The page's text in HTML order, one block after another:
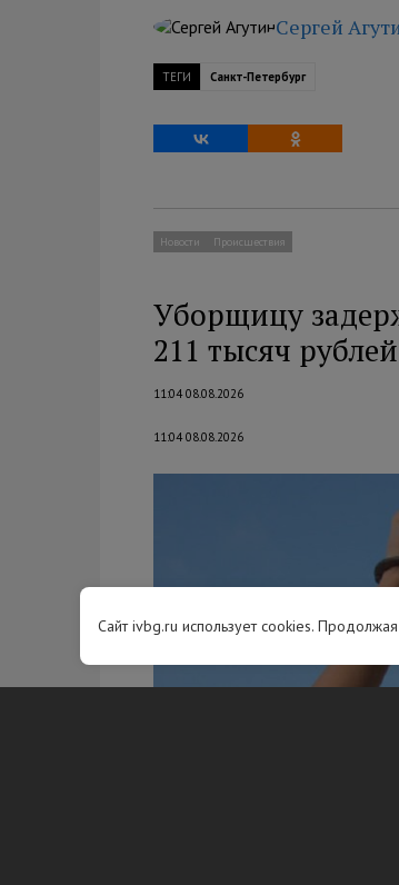
Сергей
ТЕГИ Санкт-Петербург
Новости Происшествия
Уборщицу
211 тысяч
11:04 08.08.2026
11:04 08.08.2026
Сайт ivbg.ru использует cookies.